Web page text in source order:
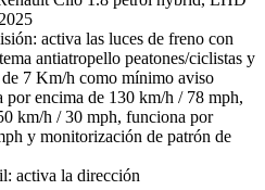
activa las luces de freno con
antiatropello peatones/ciclistas y
7 Km/h como mínimo aviso
por encima de 130 km/h / 78 mph,
km/h / 30 mph, funciona por
y monitorización de patrón de
activa la dirección